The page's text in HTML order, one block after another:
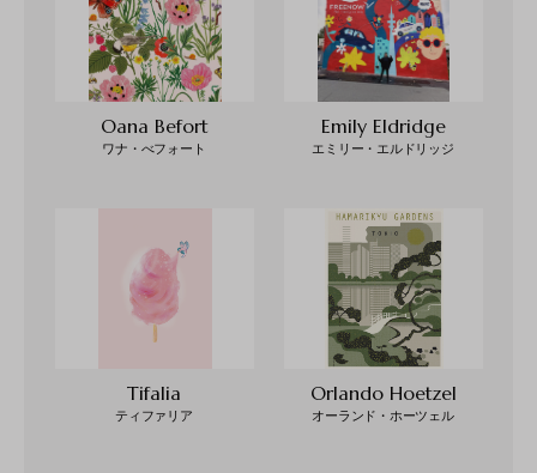
Oana Befort
ワナ・べフォート
Emily Eldridge
エミリー・エルドリッジ
Tifalia
ティファリア
Orlando Hoetzel
オーランド・ホーツェル